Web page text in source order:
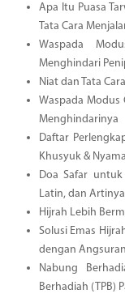
Apa Itu Puasa
Tata Cara
Waspada
Menghindari
Niat dan Tata
Waspada Modus
Menghindarinya
Daftar
Khusyuk &
Doa Safar
Latin, dan Artinya
Hijrah Lebih
Solusi Emas
dengan
Nabung
Berhadiah (TPB)